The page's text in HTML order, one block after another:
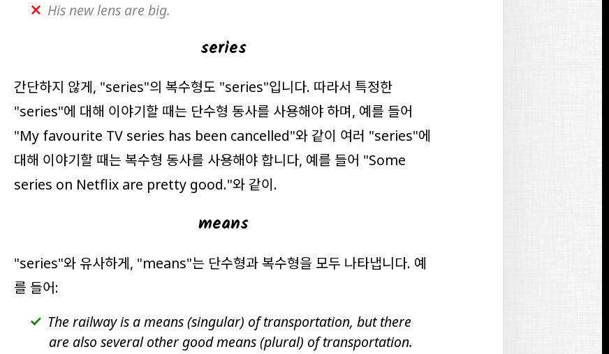
His new lens are big.
series
간단하지 않게, "series"의 복수형도 "series"입니다. 따라서 특정한
"series"에 대해 이야기할 때는 단수형 동사를 사용해야 하며, 예를 들어
"My favourite TV series has been cancelled"와 같이 여러 "series"에
대해 이야기할 때는 복수형 동사를 사용해야 합니다, 예를 들어 "Some
series on Netflix are pretty good."와 같이.
means
"series"와 유사하게, "means"는 단수형과 복수형을 모두 나타냅니다. 예
를 들어:
The railway is a means (singular) of transportation, but there
are also several other good means (plural) of transportation.